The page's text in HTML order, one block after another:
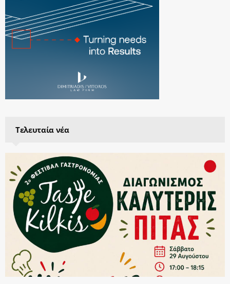
Τελευταία νέα